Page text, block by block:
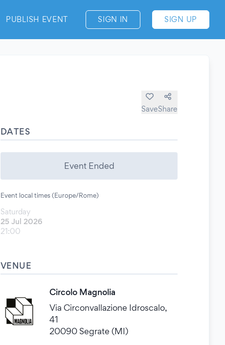
PUBLISH EVENT SIGN IN SIGN UP
SaveShare
DATES
Event Ended
Event local times (Europe/Rome)
Saturday
25 Jul 2026
21:00
VENUE
Circolo Magnolia
Via Circonvallazione Idroscalo,
41
20090 Segrate (MI)